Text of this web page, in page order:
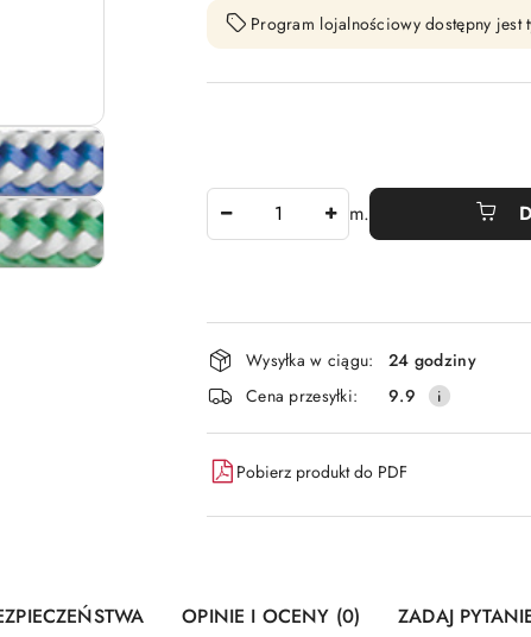
Program lojalnościowy dostępny jest
m.
Dostępność
i
dostawa
Wysyłka w ciągu:
24 godziny
Cena przesyłki:
9.9
Pobierz produkt do PDF
OPINIE I OCENY (0) ZADAJ